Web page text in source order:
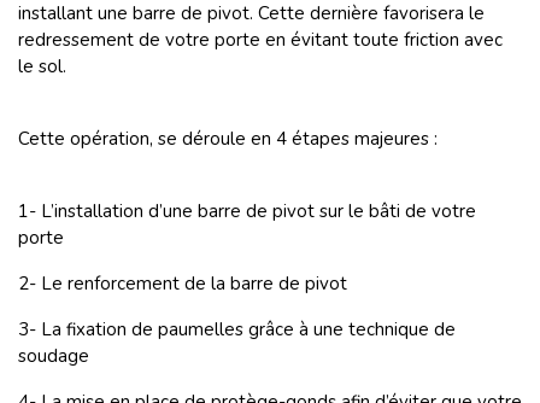
installant une barre de pivot. Cette dernière favorisera le
redressement de votre porte en évitant toute friction avec
le sol.
Cette opération, se déroule en 4 étapes majeures :
1- L’installation d’une barre de pivot sur le bâti de votre
porte
2- Le renforcement de la barre de pivot
3- La fixation de paumelles grâce à une technique de
soudage